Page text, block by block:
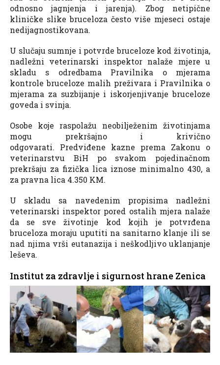
odnosno jagnjenja i jarenja). Zbog netipične
kliničke slike bruceloza često više mjeseci ostaje
nedijagnostikovana.
U slučaju sumnje i potvrde bruceloze kod životinja,
nadležni veterinarski inspektor nalaže mjere u
skladu s odredbama Pravilnika o mjerama
kontrole bruceloze malih preživara i Pravilnika o
mjerama za suzbijanje i iskorjenjivanje bruceloze
goveda i svinja.
Osobe koje raspolažu neobilježenim životinjama
mogu prekršajno i krivično
odgovarati. Predviđene kazne prema Zakonu o
veterinarstvu BiH po svakom pojedinačnom
prekršaju za fizička lica iznose minimalno 430, a
za pravna lica 4.350 KM.
U skladu sa navedenim propisima nadležni
veterinarski inspektor pored ostalih mjera nalaže
da se sve životinje kod kojih je potvrđena
bruceloza moraju uputiti na sanitarno klanje ili se
nad njima vrši eutanazija i neškodljivo uklanjanje
leševa.
Institut za zdravlje i sigurnost hrane Zenica